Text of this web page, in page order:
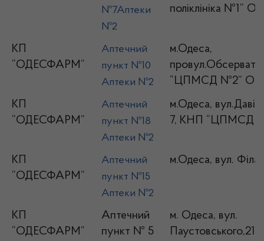
№7Аптеки
№2
поліклініка №1”
КП
“ОДЕСФАРМ”
Аптечний
пункт №10
Аптеки №2
м.Одеса,
“ЦПМСД №2”
КП
“ОДЕСФАРМ”
Аптечний
пункт №18
Аптеки №2
м.Одеса,
7, КНП “ЦПМСД
КП
“ОДЕСФАРМ”
Аптечний
пункт №15
Аптеки №2
м.Одеса, вул.
КП
“ОДЕСФАРМ”
Аптечний
пункт № 5
м. Одеса, вул.
Паустовського,21-